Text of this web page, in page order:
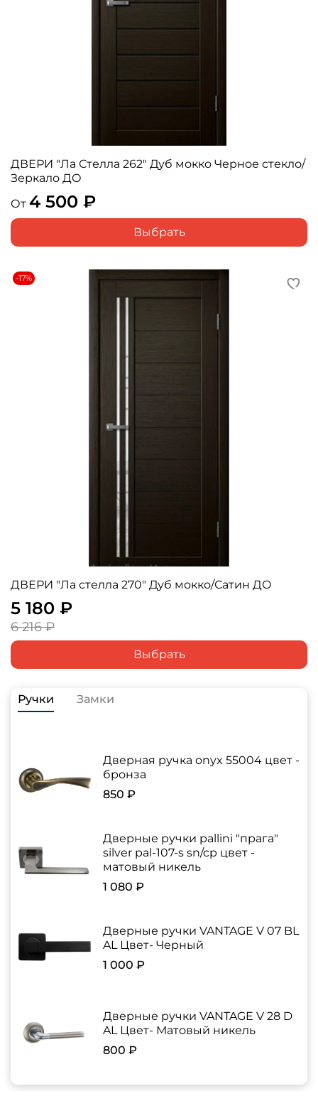
ДВЕРИ "Ла Стелла 262" Дуб мокко Черное стекло/
Зеркало ДО
От 4 500 ₽
Выбрать
-17%
ДВЕРИ "Ла стелла 270" Дуб мокко/Сатин ДО
5 180 ₽
6 216 ₽
Выбрать
Ручки Замки
Дверная ручка onyx 55004 цвет -
бронза
850 ₽
Дверные ручки pallini "прага"
silver pal-107-s sn/cp цвет -
матовый никель
1 080 ₽
Дверные ручки VANTAGE V 07 BL
AL Цвет- Черный
1 000 ₽
Дверные ручки VANTAGE V 28 D
AL Цвет- Матовый никель
800 ₽